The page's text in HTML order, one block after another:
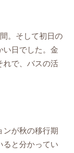
。そして初日の
い日でした。金
れで、バスの活
ンが秋の移行期
ると分かってい